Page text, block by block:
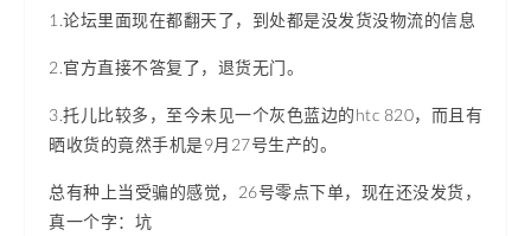
1.论坛里面现在都翻天了，到处都是没发货没物流的信息
2.官方直接不答复了，退货无门。
3.托儿比较多，至今未见一个灰色蓝边的htc 820，而且有
晒收货的竟然手机是9月27号生产的。
总有种上当受骗的感觉，26号零点下单，现在还没发货，
真一个字：坑